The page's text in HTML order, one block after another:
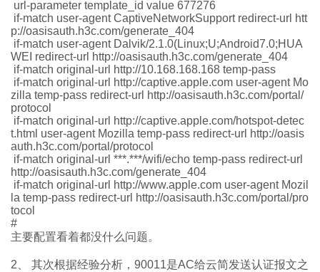
url-parameter template_id value 677276
if-match user-agent CaptiveNetworkSupport redirect-url htt
p://oasisauth.h3c.com/generate_404
if-match user-agent Dalvik/2.1.0(Linux;U;Android7.0;HUA
WEI redirect-url http://oasisauth.h3c.com/generate_404
if-match original-url http://10.168.168.168 temp-pass
if-match original-url http://captive.apple.com user-agent Mo
zilla temp-pass redirect-url http://oasisauth.h3c.com/portal/
protocol
if-match original-url http://captive.apple.com/hotspot-detec
t.html user-agent Mozilla temp-pass redirect-url http://oasis
auth.h3c.com/portal/protocol
if-match original-url ***.***/wifi/echo temp-pass redirect-url
http://oasisauth.h3c.com/generate_404
if-match original-url http://www.apple.com user-agent Mozil
la temp-pass redirect-url http://oasisauth.h3c.com/portal/pro
tocol
#
主要配置看着都没什么问题。
2、 其次根据经验分析， 90011是AC给云简发送认证报文之